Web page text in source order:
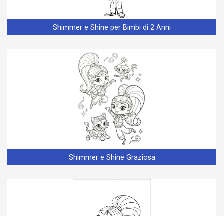
Shimmer e Shine per Bimbi di 2 Anni
Shimmer e Shine Graziosa